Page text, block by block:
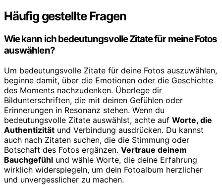
Häufig gestellte Fragen
Wie kann ich bedeutungsvolle Zitate für meine Fotos
auswählen?
Um bedeutungsvolle Zitate für deine Fotos auszuwählen,
beginne damit, über die Emotionen oder die Geschichte
des Moments nachzudenken. Überlege dir
Bildunterschriften, die mit deinen Gefühlen oder
Erinnerungen in Resonanz stehen. Wenn du
bedeutungsvolle Zitate auswählst, achte auf Worte, die
Authentizität und Verbindung ausdrücken. Du kannst
auch nach Zitaten suchen, die die Stimmung oder
Botschaft des Fotos ergänzen. Vertraue deinem
Bauchgefühl und wähle Worte, die deine Erfahrung
wirklich widerspiegeln, um dein Fotoalbum herzlicher
und unvergesslicher zu machen.